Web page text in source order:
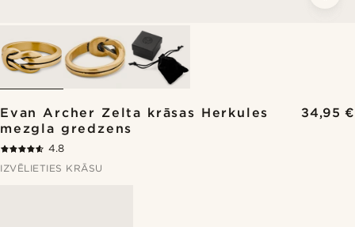
Evan Archer Zelta krāsas Herkules
mezgla gredzens
34,95 €
4.8
IZVĒLIETIES KRĀSU